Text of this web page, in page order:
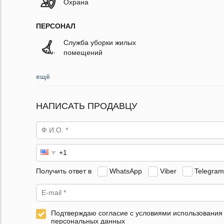
Охрана
ПЕРСОНАЛ
Служба уборки жилых
помещений
ещё
НАПИСАТЬ ПРОДАВЦУ
Получить ответ в WhatsApp Viber Telegram
Подтверждаю согласие с условиями использования
персональных данных